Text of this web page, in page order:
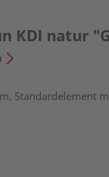
KDI natur
Standardelement